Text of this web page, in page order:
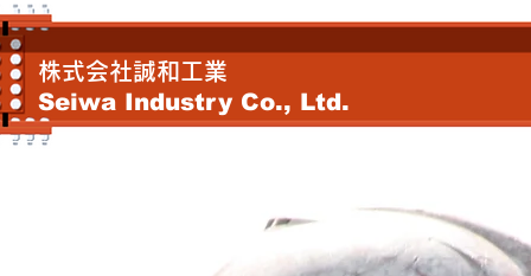
株式会社誠和工業
Seiwa Industry Co., Ltd.